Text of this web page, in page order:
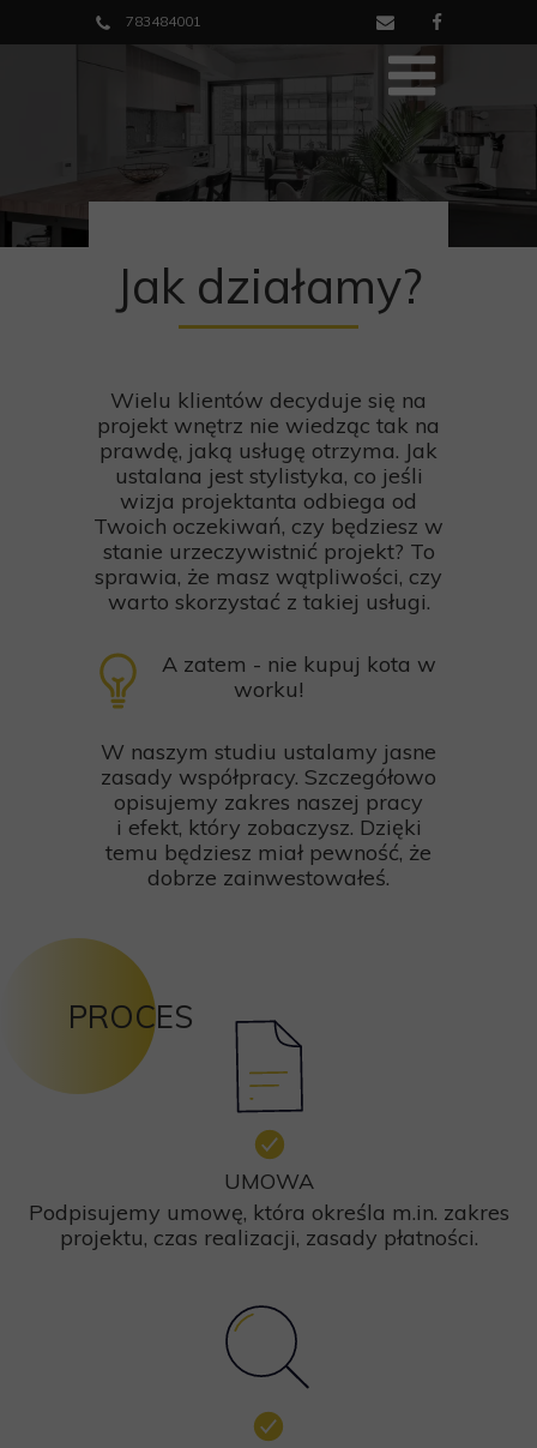
783484001
Jak działamy?
Wielu klientów decyduje się na
projekt wnętrz nie wiedząc tak na
prawdę, jaką usługę otrzyma. Jak
ustalana jest stylistyka, co jeśli
wizja projektanta odbiega od
Twoich oczekiwań, czy będziesz w
stanie urzeczywistnić projekt? To
sprawia, że masz wątpliwości, czy
warto skorzystać z takiej usługi.
A zatem - nie kupuj kota w
worku!
W naszym studiu ustalamy jasne
zasady współpracy. Szczegółowo
opisujemy zakres naszej pracy
i efekt, który zobaczysz. Dzięki
temu będziesz miał pewność, że
dobrze zainwestowałeś.
PROCES
UMOWA
Podpisujemy umowę, która określa m.in. zakres
projektu, czas realizacji, zasady płatności.